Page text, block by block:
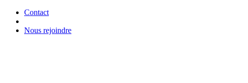
Contact
Nous rejoindre